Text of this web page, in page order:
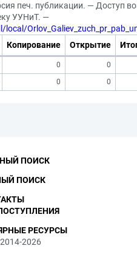
печ. публикации. — Доступ
УУНиТ. —
Копирование Открытие
0
0
0 0
2026
ПОИСК
ПОИСК
РЕСУРСЫ